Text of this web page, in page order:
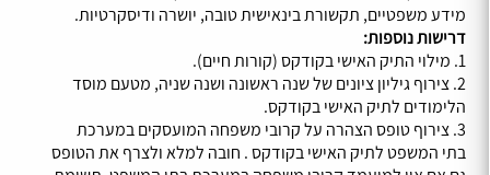
מידע משפטיים, תקשורת בינאישית טובה, יושרה ודיסקרטיות.
דרישות נוספות:
1. מילוי התיק האישי בקודקס (קורות חיים).
2. צירוף גיליון ציונים של שנה ראשונה ושנה שניה, מטעם מוסד
הלימודים לתיק האישי בקודקס.
3. צירוף טופס הצהרה על קרובי משפחה המועסקים במערכת
בתי המשפט לתיק האישי בקודקס . חובה למלא ולצרף את הטופס